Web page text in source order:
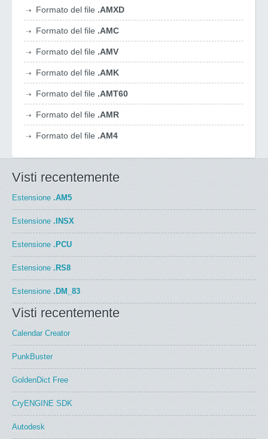
Formato del file .AMXD
Formato del file .AMC
Formato del file .AMV
Formato del file .AMK
Formato del file .AMT60
Formato del file .AMR
Formato del file .AM4
Visti recentemente
Estensione .AM5
Estensione .INSX
Estensione .PCU
Estensione .RS8
Estensione .DM_83
Visti recentemente
Calendar Creator
PunkBuster
GoldenDict Free
CryENGINE SDK
Autodesk